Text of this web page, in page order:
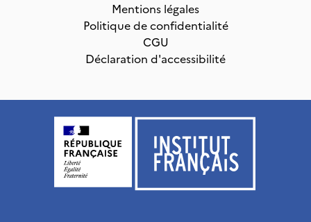
Mentions légales
Politique de confidentialité
CGU
Déclaration d'accessibilité